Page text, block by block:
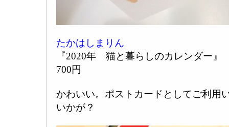
たかはしまりん
『2020年 猫と暮らしのカレンダー』
700円
かわいい。ポストカードとしてご利用
いかが？